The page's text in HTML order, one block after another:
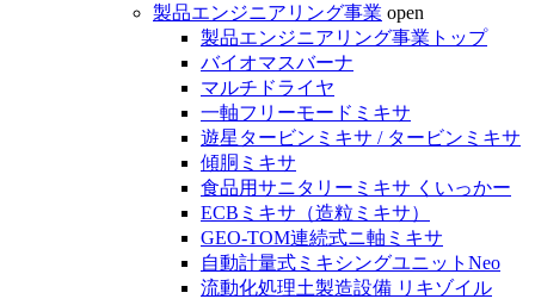
製品エンジニアリング事業 open
製品エンジニアリング事業トップ
バイオマスバーナ
マルチドライヤ
一軸フリーモードミキサ
遊星タービンミキサ / タービンミキサ
傾胴ミキサ
食品用サニタリーミキサ くいっかー
ECBミキサ（造粒ミキサ）
GEO-TOM連続式ニ軸ミキサ
自動計量式ミキシングユニットNeo
流動化処理土製造設備 リキゾイル